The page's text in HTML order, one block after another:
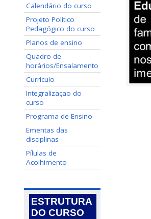
Calendário do curso
Projeto Político
Pedagógico do curso
Planos de ensino
Quadro de
horários/Ensalamento
Currículo
Integralizaçao do
curso
Programa de Ensino
Ementas das
disciplinas
Pílulas de
Acolhimento
ESTRUTURA
DO CURSO